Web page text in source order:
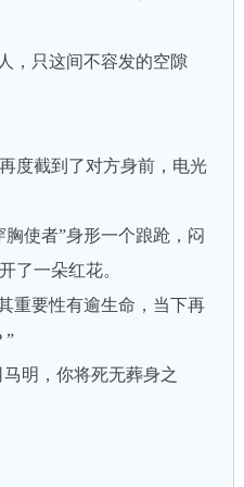
只这间不容发的空隙
截到了对方身前，电光
使者”身形一个踉跄，闷
了一朵红花。
要性有逾生命，当下再
”
明，你将死无葬身之